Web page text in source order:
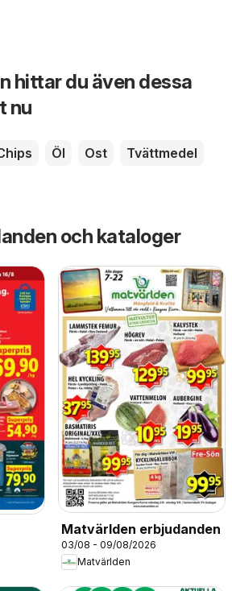
hittar du även dessa
nu
Öl Ost
Tvättmedel
och kataloger
Matvärlden erbjudanden
03/08 - 09/08/2026
Matvärlden